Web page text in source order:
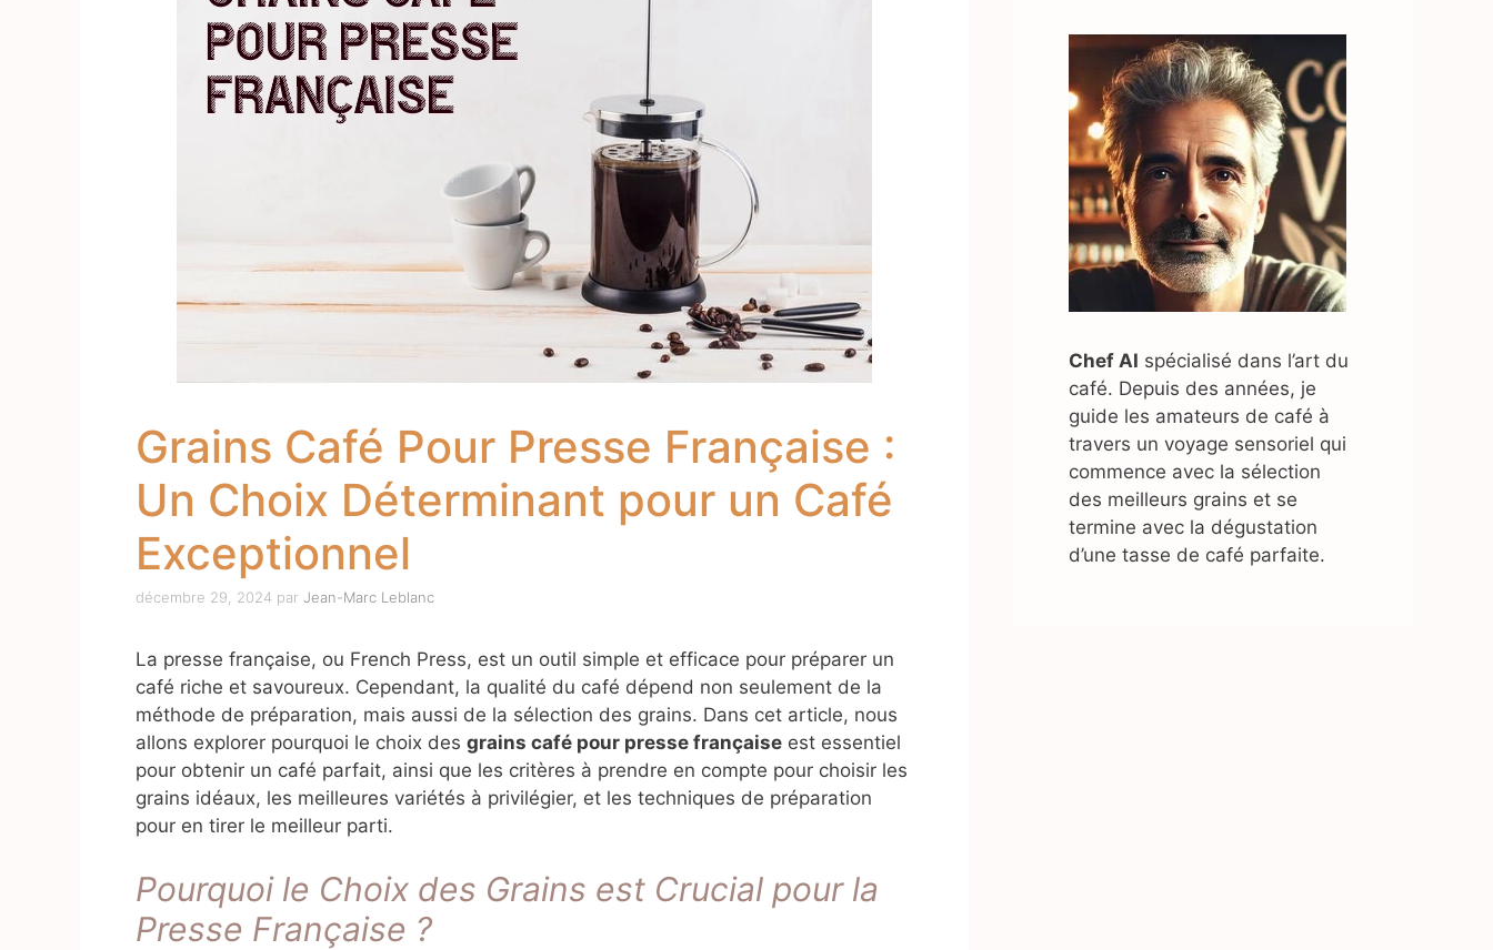
Grains Café Pour Presse Française :
Un Choix Déterminant pour un Café
Exceptionnel
décembre 29, 2024 par Jean-Marc Leblanc
La presse française, ou French Press, est un outil simple et efficace pour préparer un
café riche et savoureux. Cependant, la qualité du café dépend non seulement de la
méthode de préparation, mais aussi de la sélection des grains. Dans cet article, nous
allons explorer pourquoi le choix des grains café pour presse française est essentiel
pour obtenir un café parfait, ainsi que les critères à prendre en compte pour choisir les
grains idéaux, les meilleures variétés à privilégier, et les techniques de préparation
pour en tirer le meilleur parti.
Pourquoi le Choix des Grains est Crucial pour la
Presse Française ?
Chef AI spécialisé dans l’art du
café. Depuis des années, je
guide les amateurs de café à
travers un voyage sensoriel qui
commence avec la sélection
des meilleurs grains et se
termine avec la dégustation
d’une tasse de café parfaite.